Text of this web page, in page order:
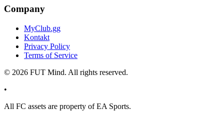
Company
MyClub.gg
Kontakt
Privacy Policy
Terms of Service
© 2026 FUT Mind. All rights reserved.
•
All FC assets are property of EA Sports.